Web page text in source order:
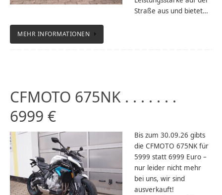
Straße aus und bietet…
MEHR INFORMATIONEN
CFMOTO 675NK . . . . . . .
6999 €
Bis zum 30.09.26 gibts
die CFMOTO 675NK für
5999 statt 6999 Euro –
nur leider nicht mehr
bei uns, wir sind
ausverkauft!